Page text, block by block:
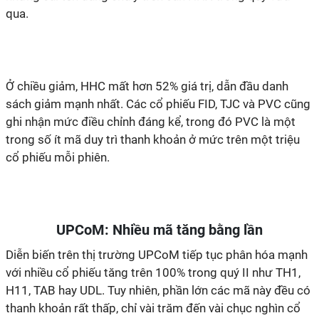
qua.
Ở chiều giảm, HHC mất hơn 52% giá trị, dẫn đầu danh
sách giảm mạnh nhất. Các cổ phiếu FID, TJC và PVC cũng
ghi nhận mức điều chỉnh đáng kể, trong đó PVC là một
trong số ít mã duy trì thanh khoản ở mức trên một triệu
cổ phiếu mỗi phiên.
UPCoM: Nhiều mã tăng bằng lần
Diễn biến trên thị trường UPCoM tiếp tục phân hóa mạnh
với nhiều cổ phiếu tăng trên 100% trong quý II như TH1,
H11, TAB hay UDL. Tuy nhiên, phần lớn các mã này đều có
thanh khoản rất thấp, chỉ vài trăm đến vài chục nghìn cổ